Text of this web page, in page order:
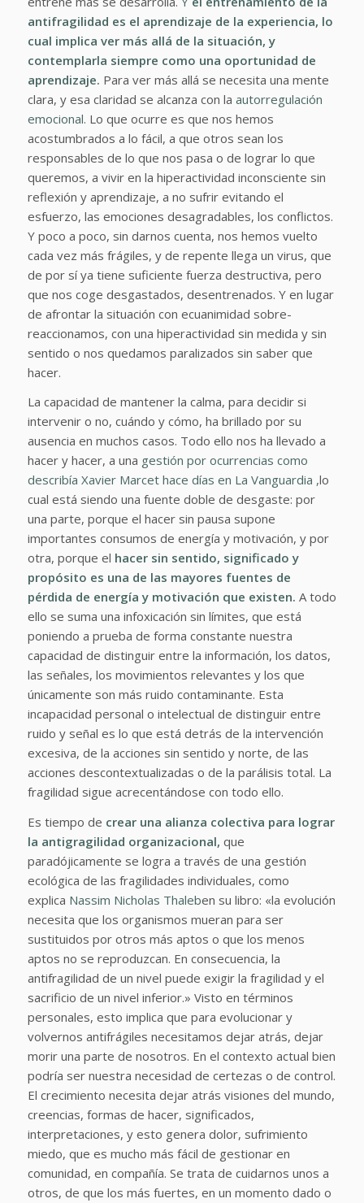
antifragilidad es el aprendizaje de la experiencia, lo
cual implica ver más allá de la situación, y
contemplarla siempre como una oportunidad de
aprendizaje. Para ver más allá se necesita una mente
clara, y esa claridad se alcanza con la autorregulación
emocional. Lo que ocurre es que nos hemos
acostumbrados a lo fácil, a que otros sean los
responsables de lo que nos pasa o de lograr lo que
queremos, a vivir en la hiperactividad inconsciente sin
reflexión y aprendizaje, a no sufrir evitando el
esfuerzo, las emociones desagradables, los conflictos.
Y poco a poco, sin darnos cuenta, nos hemos vuelto
cada vez más frágiles, y de repente llega un virus, que
de por sí ya tiene suficiente fuerza destructiva, pero
que nos coge desgastados, desentrenados. Y en lugar
de afrontar la situación con ecuanimidad sobre-
reaccionamos, con una hiperactividad sin medida y sin
sentido o nos quedamos paralizados sin saber que
hacer.
La capacidad de mantener la calma, para decidir si
intervenir o no, cuándo y cómo, ha brillado por su
ausencia en muchos casos. Todo ello nos ha llevado a
hacer y hacer, a una gestión por ocurrencias como
describía Xavier Marcet hace días en La Vanguardia ,lo
cual está siendo una fuente doble de desgaste: por
una parte, porque el hacer sin pausa supone
importantes consumos de energía y motivación, y por
otra, porque el hacer sin sentido, significado y
propósito es una de las mayores fuentes de
pérdida de energía y motivación que existen. A todo
ello se suma una infoxicación sin límites, que está
poniendo a prueba de forma constante nuestra
capacidad de distinguir entre la información, los datos,
las señales, los movimientos relevantes y los que
únicamente son más ruido contaminante. Esta
incapacidad personal o intelectual de distinguir entre
ruido y señal es lo que está detrás de la intervención
excesiva, de la acciones sin sentido y norte, de las
acciones descontextualizadas o de la parálisis total. La
fragilidad sigue acrecentándose con todo ello.
Es tiempo de crear una alianza colectiva para lograr
la antigragilidad organizacional, que
paradójicamente se logra a través de una gestión
ecológica de las fragilidades individuales, como
explica Nassim Nicholas Thaleben su libro: «la evolución
necesita que los organismos mueran para ser
sustituidos por otros más aptos o que los menos
aptos no se reproduzcan. En consecuencia, la
antifragilidad de un nivel puede exigir la fragilidad y el
sacrificio de un nivel inferior.» Visto en términos
personales, esto implica que para evolucionar y
volvernos antifrágiles necesitamos dejar atrás, dejar
morir una parte de nosotros. En el contexto actual bien
podría ser nuestra necesidad de certezas o de control.
El crecimiento necesita dejar atrás visiones del mundo,
creencias, formas de hacer, significados,
interpretaciones, y esto genera dolor, sufrimiento
miedo, que es mucho más fácil de gestionar en
comunidad, en compañía. Se trata de cuidarnos unos a
otros, de que los más fuertes, en un momento dado o